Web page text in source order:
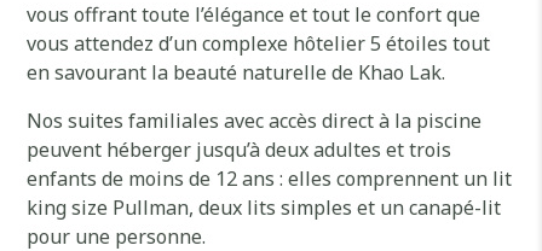
vous offrant toute l’élégance et tout le confort que
vous attendez d’un complexe hôtelier 5 étoiles tout
en savourant la beauté naturelle de Khao Lak.
Nos suites familiales avec accès direct à la piscine
peuvent héberger jusqu’à deux adultes et trois
enfants de moins de 12 ans : elles comprennent un lit
king size Pullman, deux lits simples et un canapé-lit
pour une personne.